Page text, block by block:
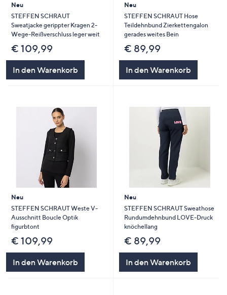
Neu
STEFFEN SCHRAUT
Sweatjacke gerippter Kragen 2-
Wege-Reißverschluss leger weit
€ 109,99
In den Warenkorb
Neu
STEFFEN SCHRAUT Hose
Teildehnbund Zierkettengalon
gerades weites Bein
€ 89,99
In den Warenkorb
Neu
STEFFEN SCHRAUT Weste V-
Ausschnitt Boucle Optik
figurbtont
€ 109,99
In den Warenkorb
Neu
STEFFEN SCHRAUT Sweathose
Rundumdehnbund LOVE-Druck
knöchellang
€ 89,99
In den Warenkorb